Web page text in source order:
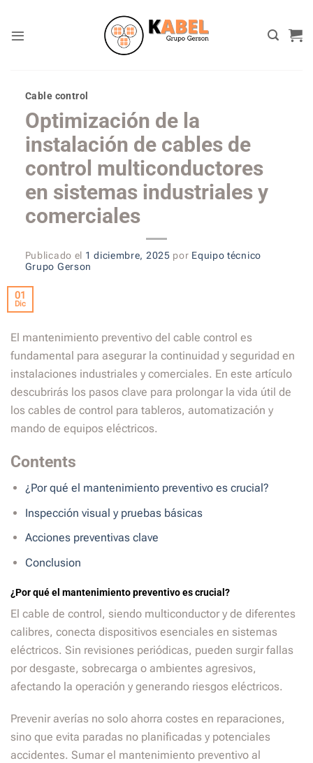
content
Cable control
Optimización de la
instalación de cables de
control multiconductores
en sistemas industriales y
comerciales
Publicado el 1 diciembre, 2025 por Equipo técnico
Grupo Gerson
01
Dic
El mantenimiento preventivo del cable control es
fundamental para asegurar la continuidad y seguridad en
instalaciones industriales y comerciales. En este artículo
descubrirás los pasos clave para prolongar la vida útil de
los cables de control para tableros, automatización y
mando de equipos eléctricos.
Contents
¿Por qué el mantenimiento preventivo es crucial?
Inspección visual y pruebas básicas
Acciones preventivas clave
Conclusion
¿Por qué el mantenimiento preventivo es crucial?
El cable de control, siendo multiconductor y de diferentes
calibres, conecta dispositivos esenciales en sistemas
eléctricos. Sin revisiones periódicas, pueden surgir fallas
por desgaste, sobrecarga o ambientes agresivos,
afectando la operación y generando riesgos eléctricos.
Prevenir averías no solo ahorra costes en reparaciones,
sino que evita paradas no planificadas y potenciales
accidentes. Sumar el mantenimiento preventivo al